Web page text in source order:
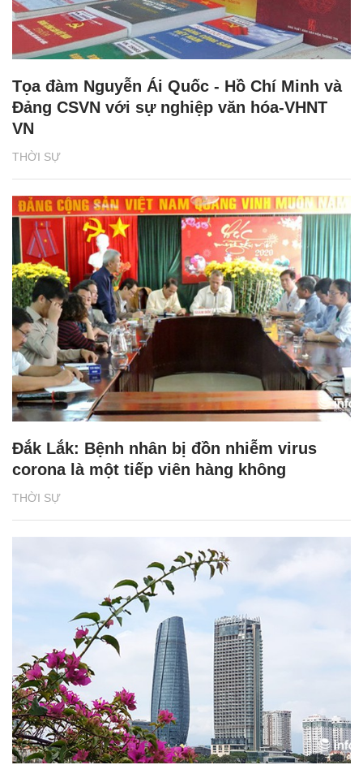
THỜI SỰ
Tọa đàm Nguyễn Ái Quốc - Hồ Chí Minh và
Đảng CSVN với sự nghiệp văn hóa-VHNT
VN
THỜI SỰ
Đắk Lắk: Bệnh nhân bị đồn nhiễm virus
corona là một tiếp viên hàng không